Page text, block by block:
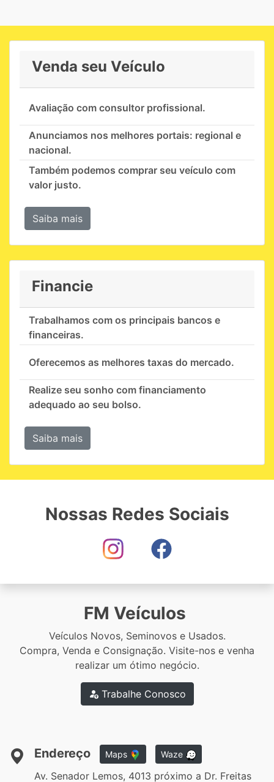
Venda seu Veículo
Avaliação com consultor profissional.
Anunciamos nos melhores portais: regional e
nacional.
Também podemos comprar seu veículo com
valor justo.
Saiba mais
Financie
Trabalhamos com os principais bancos e
financeiras.
Oferecemos as melhores taxas do mercado.
Realize seu sonho com financiamento
adequado ao seu bolso.
Saiba mais
Nossas Redes Sociais
FM Veículos
Veículos Novos, Seminovos e Usados.
Compra, Venda e Consignação. Visite-nos e venha
realizar um ótimo negócio.
Trabalhe Conosco
Endereço Maps Waze
Av. Senador Lemos, 4013 próximo a Dr. Freitas